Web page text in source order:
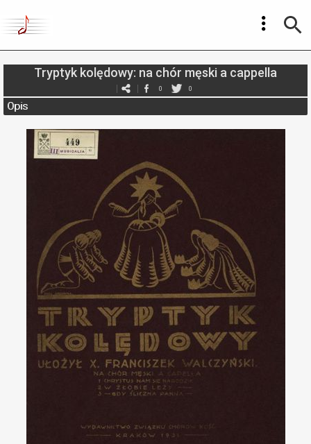
Tryptyk kolędowy: na chór męski a cappella
0 0
Opis